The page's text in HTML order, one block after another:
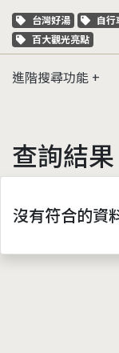
關鍵字標籤
台灣好湯 關鍵
自行
關鍵字標籤
百大觀光亮點
進階搜尋功能
查詢結果
沒有符合的資